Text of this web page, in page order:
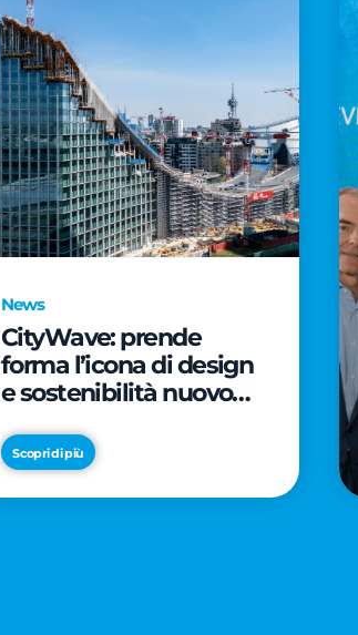
News
CityWave: prende
forma l’icona di design
e sostenibilità nuovo
Scopri di più